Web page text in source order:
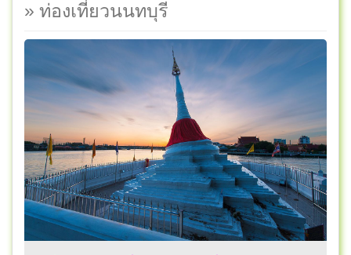
» ท่องเที่ยวนนทบุรี